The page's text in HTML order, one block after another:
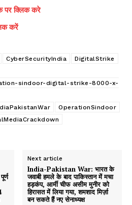
पर क्लिक करे
करें
CyberSecurityIndia
DigitalStrike
sindoor-digital-strike-8000-x-
OperationSindoor
Next article
India-Pakistan War: भारत के
जवाबी हमले के बाद पाकिस्तान में मचा
हड़कंप, आर्मी चीफ असीम मुनीर को
हिरासत में लिया गया, शमशाद मिर्ज़ा
बन सकते हैं नए सेनाध्यक्ष